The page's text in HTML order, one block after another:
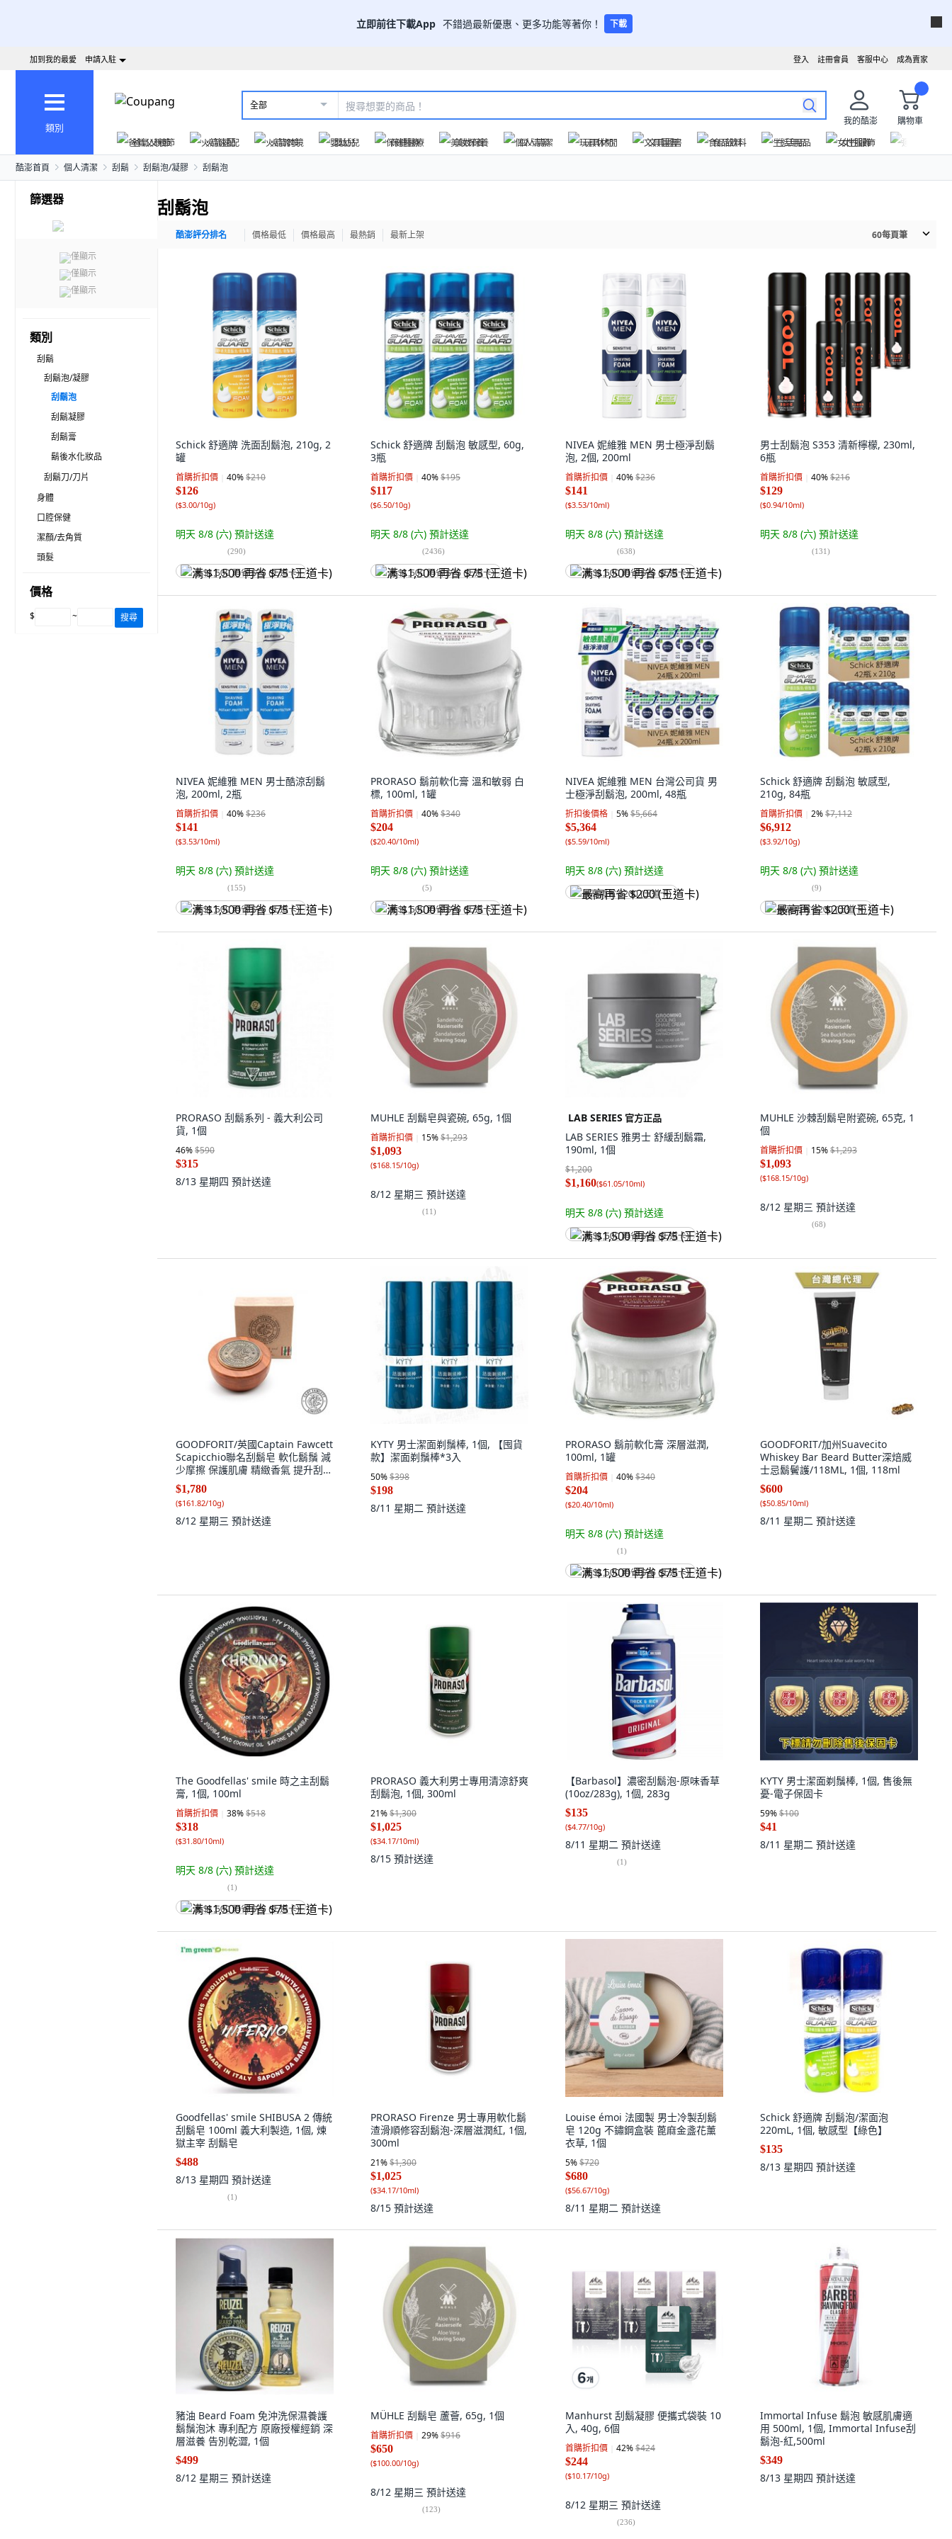
立即前往下載App 不錯過最新優惠、更多功能等著你！ 下載
成為賣家
客服中心
註冊會員
登入
加到我的最愛 申請入駐
類別
全部
我的酷澎
購物車
爸氣父親節
火箭速配 火箭跨境 嬰幼兒 保健醫療 美妝保養 個人清潔 玩具休閒 文具圖書 食品飲料 生活用品 女性服飾
酷澎首頁 個人清潔 刮鬍 刮鬍泡/凝膠 刮鬍泡
篩選器
僅顯示
僅顯示
僅顯示
類別
刮鬍
刮鬍泡/凝膠
刮鬍泡
刮鬍凝膠
刮鬍膏
鬍後水化妝品
刮鬍刀/刀片
身體
口腔保健
潔顏/去角質
頭髮
價格
$ ~ 搜尋
刮鬍泡
酷澎評分排名 價格最低 價格最高 最熱銷 最新上架 60每頁筆
Schick 舒適牌 洗面刮鬍泡, 210g, 2
罐
首購折扣價 40%$210
$126
($3.00/10g)
明天 8/8 (六) 預計送達
(290)
满 $1,500 再省 $75 (王道卡)
Schick 舒適牌 刮鬍泡 敏感型, 60g,
3瓶
首購折扣價 40%$195
$117
($6.50/10g)
明天 8/8 (六) 預計送達
(2436)
满 $1,500 再省 $75 (王道卡)
NIVEA 妮維雅 MEN 男士極淨刮鬍
泡, 2個, 200ml
首購折扣價 40%$236
$141
($3.53/10ml)
明天 8/8 (六) 預計送達
(638)
满 $1,500 再省 $75 (王道卡)
男士刮鬍泡 S353 清新檸檬, 230ml,
6瓶
首購折扣價 40%$216
$129
($0.94/10ml)
明天 8/8 (六) 預計送達
(131)
NIVEA 妮維雅 MEN 男士酷涼刮鬍
泡, 200ml, 2瓶
首購折扣價 40%$236
$141
($3.53/10ml)
明天 8/8 (六) 預計送達
(155)
满 $1,500 再省 $75 (王道卡)
PRORASO 鬍前軟化膏 溫和敏弱 白
標, 100ml, 1罐
首購折扣價 40%$340
$204
($20.40/10ml)
明天 8/8 (六) 預計送達
(5)
满 $1,500 再省 $75 (王道卡)
NIVEA 妮維雅 MEN 台灣公司貨 男
士極淨刮鬍泡, 200ml, 48瓶
折扣後價格 5%$5,664
$5,364
($5.59/10ml)
明天 8/8 (六) 預計送達
最高再省 $200 (王道卡)
Schick 舒適牌 刮鬍泡 敏感型,
210g, 84瓶
首購折扣價 2%$7,112
$6,912
($3.92/10g)
明天 8/8 (六) 預計送達
(9)
最高再省 $200 (王道卡)
PRORASO 刮鬍系列 - 義大利公司
貨, 1個
46%$590
$315
8/13 星期四 預計送達
MUHLE 刮鬍皂與瓷碗, 65g, 1個
首購折扣價 15%$1,293
$1,093
($168.15/10g)
8/12 星期三 預計送達
(11)
LAB SERIES 官方正品
LAB SERIES 雅男士 舒緩刮鬍霜,
190ml, 1個
$1,200
$1,160($61.05/10ml)
明天 8/8 (六) 預計送達
满 $1,500 再省 $75 (王道卡)
MUHLE 沙棘刮鬍皂附瓷碗, 65克, 1
個
首購折扣價 15%$1,293
$1,093
($168.15/10g)
8/12 星期三 預計送達
(68)
GOODFORIT/英國Captain Fawcett
Scapicchio聯名刮鬍皂 軟化鬍鬚 減
少摩擦 保護肌膚 精緻香氣 提升刮鬍
體驗, 1個, 110g
$1,780
($161.82/10g)
8/12 星期三 預計送達
KYTY 男士潔面剃鬚棒, 1個, 【囤貨
款】潔面剃鬚棒*3入
50%$398
$198
8/11 星期二 預計送達
PRORASO 鬍前軟化膏 深層滋潤,
100ml, 1罐
首購折扣價 40%$340
$204
($20.40/10ml)
明天 8/8 (六) 預計送達
(1)
满 $1,500 再省 $75 (王道卡)
GOODFORIT/加州Suavecito
Whiskey Bar Beard Butter深焙威
士忌鬍鬢護/118ML, 1個, 118ml
$600
($50.85/10ml)
8/11 星期二 預計送達
The Goodfellas' smile 時之主刮鬍
膏, 1個, 100ml
首購折扣價 38%$518
$318
($31.80/10ml)
明天 8/8 (六) 預計送達
(1)
满 $1,500 再省 $75 (王道卡)
PRORASO 義大利男士專用清涼舒爽
刮鬍泡, 1個, 300ml
21%$1,300
$1,025
($34.17/10ml)
8/15 預計送達
【Barbasol】濃密刮鬍泡-原味香草
(10oz/283g), 1個, 283g
$135
($4.77/10g)
8/11 星期二 預計送達
(1)
KYTY 男士潔面剃鬚棒, 1個, 售後無
憂-電子保固卡
59%$100
$41
8/11 星期二 預計送達
Goodfellas' smile SHIBUSA 2 傳統
刮鬍皂 100ml 義大利製造, 1個, 煉
獄主宰 刮鬍皂
$488
8/13 星期四 預計送達
(1)
PRORASO Firenze 男士專用軟化鬍
渣滑順修容刮鬍泡-深層滋潤紅, 1個,
300ml
21%$1,300
$1,025
($34.17/10ml)
8/15 預計送達
Louise émoi 法國製 男士冷製刮鬍
皂 120g 不鏽鋼盒裝 蓖麻金盞花薰
衣草, 1個
5%$720
$680
($56.67/10g)
8/11 星期二 預計送達
Schick 舒適牌 刮鬍泡/潔面泡
220mL, 1個, 敏感型【綠色】
$135
8/13 星期四 預計送達
豬油 Beard Foam 免沖洗保濕養護
鬍鬚泡沐 專利配方 原廠授權經銷 深
層滋養 告別乾澀, 1個
$499
8/12 星期三 預計送達
MÜHLE 刮鬍皂 蘆薈, 65g, 1個
首購折扣價 29%$916
$650
($100.00/10g)
8/12 星期三 預計送達
(123)
Manhurst 刮鬍凝膠 便攜式袋裝 10
入, 40g, 6個
首購折扣價 42%$424
$244
($10.17/10g)
8/12 星期三 預計送達
(236)
Immortal Infuse 鬍泡 敏感肌膚適
用 500ml, 1個, Immortal Infuse刮
鬍泡-紅,500ml
$349
8/13 星期四 預計送達